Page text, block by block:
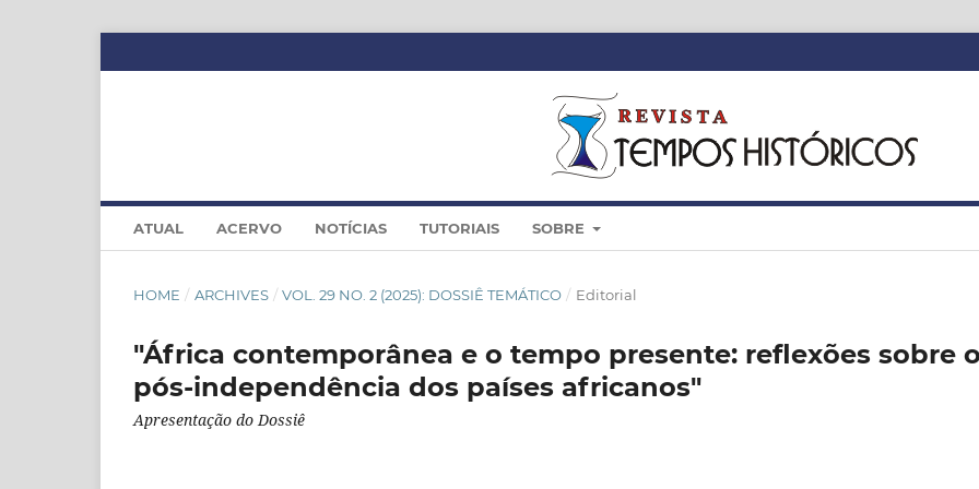
ATUAL ACERVO NOTÍCIAS TUTORIAIS SOBRE
HOME / ARCHIVES / VOL. 29 NO. 2 (2025): DOSSIÊ TEMÁTICO / Editorial
"África contemporânea e o tempo presente: reflexões sobre o
pós-independência dos países africanos"
Apresentação do Dossiê